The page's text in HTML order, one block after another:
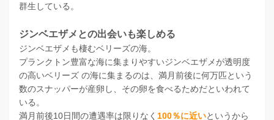
群生している。
ジンベエザメとの出会いも楽しめる
ジンベエザメも棲むベリーズの海。
プランクトン豊富な海に集まりやすいジンベエザメが透明度
の高いベリーズ の海に集まるのは、満月前後に何万匹という
数のスナッパーが産卵し、その卵を食べるためだといわれて
いる。
満月前後10日間の遭遇率は限りなく 100％に近いというから